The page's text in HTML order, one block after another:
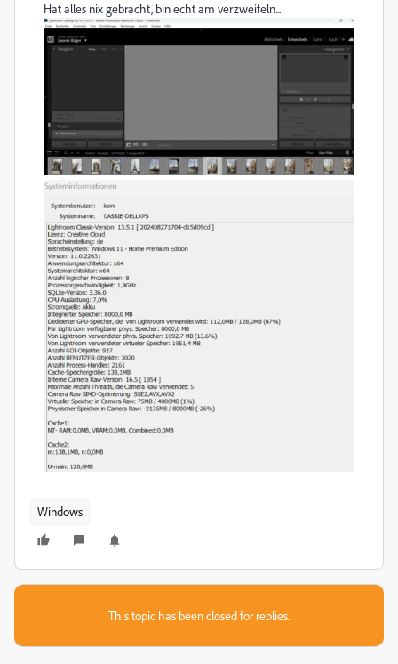
Hat alles nix gebracht, bin echt am verzweifeln...
Windows
This topic has been closed for replies.